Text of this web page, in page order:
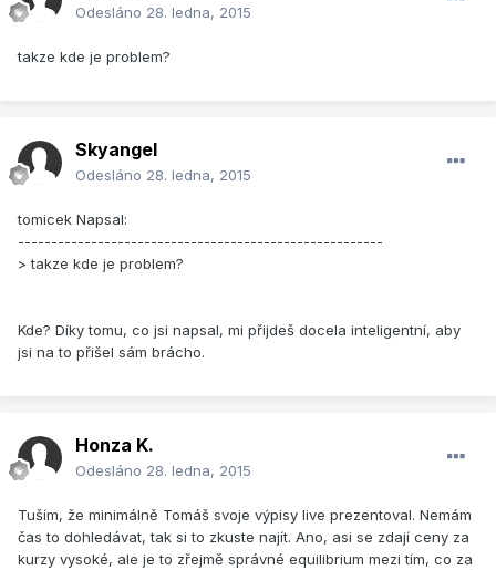
Odesláno 28. ledna, 2015
takze kde je problem?
Skyangel
Odesláno 28. ledna, 2015
tomicek Napsal:
-------------------------------------------------------
> takze kde je problem?
Kde? Díky tomu, co jsi napsal, mi přijdeš docela inteligentní, aby
jsi na to přišel sám brácho.
Honza K.
Odesláno 28. ledna, 2015
Tuším, že minimálně Tomáš svoje výpisy live prezentoval. Nemám
čas to dohledávat, tak si to zkuste najít. Ano, asi se zdají ceny za
kurzy vysoké, ale je to zřejmě správné equilibrium mezi tím, co za